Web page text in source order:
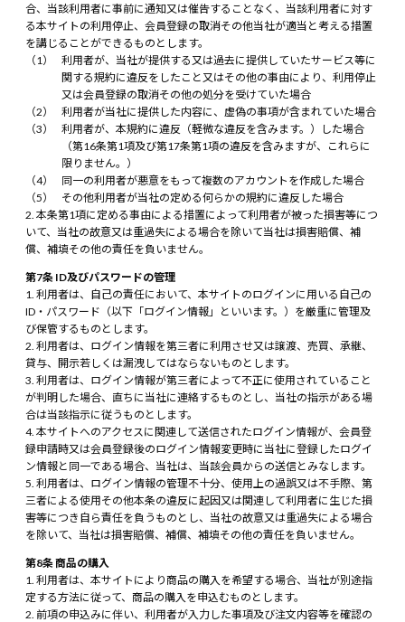
合、当該利用者に事前に通知又は催告することなく、当該利用者に対す
る本サイトの利用停止、会員登録の取消その他当社が適当と考える措置
を講じることができるものとします。
利用者が、当社が提供する又は過去に提供していたサービス等に
関する規約に違反をしたこと又はその他の事由により、利用停止
又は会員登録の取消その他の処分を受けていた場合
利用者が当社に提供した内容に、虚偽の事項が含まれていた場合
利用者が、本規約に違反（軽微な違反を含みます。）した場合
（第16条第1項及び第17条第1項の違反を含みますが、これらに
限りません。）
同一の利用者が悪意をもって複数のアカウントを作成した場合
その他利用者が当社の定める何らかの規約に違反した場合
本条第1項に定める事由による措置によって利用者が被った損害等につ
いて、当社の故意又は重過失による場合を除いて当社は損害賠償、補
償、補填その他の責任を負いません。
第7条 ID及びパスワードの管理
利用者は、自己の責任において、本サイトのログインに用いる自己の
ID・パスワード（以下「ログイン情報」といいます。）を厳重に管理及
び保管するものとします。
利用者は、ログイン情報を第三者に利用させ又は譲渡、売買、承継、
貸与、開示若しくは漏洩してはならないものとします。
利用者は、ログイン情報が第三者によって不正に使用されていること
が判明した場合、直ちに当社に連絡するものとし、当社の指示がある場
合は当該指示に従うものとします。
本サイトへのアクセスに関連して送信されたログイン情報が、会員登
録申請時又は会員登録後のログイン情報変更時に当社に登録したログイ
ン情報と同一である場合、当社は、当該会員からの送信とみなします。
利用者は、ログイン情報の管理不十分、使用上の過誤又は不手際、第
三者による使用その他本条の違反に起因又は関連して利用者に生じた損
害等につき自ら責任を負うものとし、当社の故意又は重過失による場合
を除いて、当社は損害賠償、補償、補填その他の責任を負いません。
第8条 商品の購入
利用者は、本サイトにより商品の購入を希望する場合、当社が別途指
定する方法に従って、商品の購入を申込むものとします。
前項の申込みに伴い、利用者が入力した事項及び注文内容等を確認の